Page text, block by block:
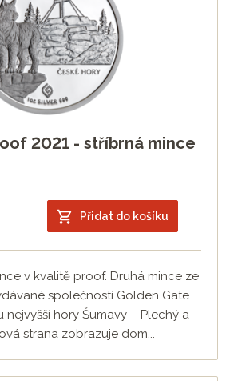
2021 - stříbrná mince
Přidat do košíku
v kvalitě proof. Druhá mince ze
společností Golden Gate
nejvyšší hory Šumavy – Plechý a
strana zobrazuje dom...